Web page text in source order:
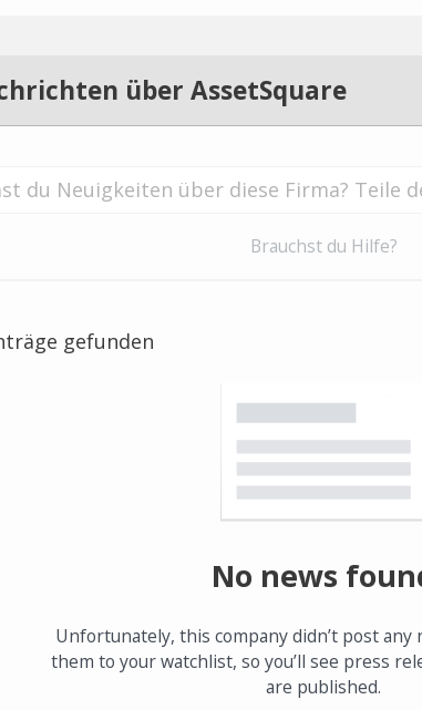
über AssetSquare
Brauchst du Hilfe?
gefunden
No news
Unfortunately, this company didn’t post any
them to your watchlist, so you’ll see press
are published.